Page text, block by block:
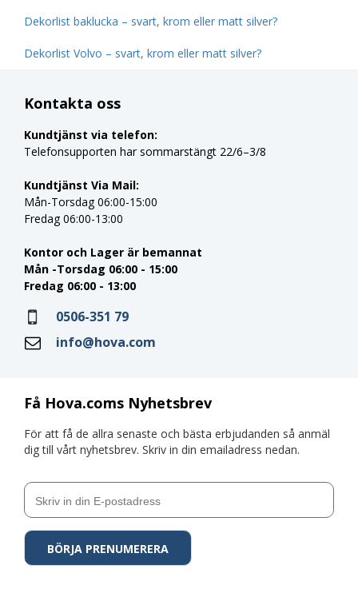
Dekorlist baklucka – svart, krom eller matt silver?
Dekorlist Volvo – svart, krom eller matt silver?
Få Hova.coms Nyhetsbrev
För att få de allra senaste och bästa erbjudanden så anmäl
dig till vårt nyhetsbrev. Skriv in din emailadress nedan.
Kontakta oss
Kundtjänst via telefon:
Telefonsupporten har sommarstängt 22/6–3/8
Kundtjänst Via Mail:
Mån-Torsdag 06:00-15:00
Fredag 06:00-13:00
Kontor och Lager är bemannat
Mån -Torsdag 06:00 - 15:00
Fredag 06:00 - 13:00
0506-351 79
info@hova.com